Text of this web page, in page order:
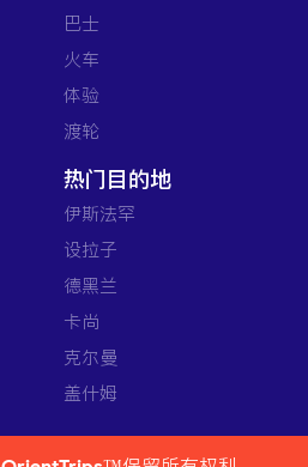
巴士
火车
体验
渡轮
热门目的地
伊斯法罕
设拉子
德黑兰
卡尚
克尔曼
盖什姆